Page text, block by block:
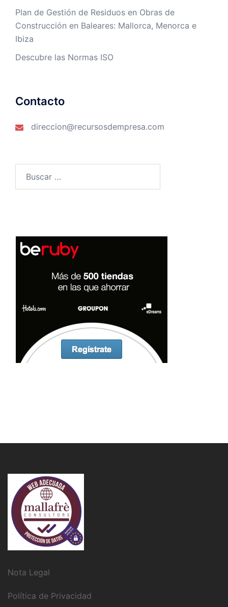
Plan de Gestión de Residuos en Obras de
Construcción en Baleares: Mallorca, Menorca e
Ibiza
Descubre las Normas ISO
Contacto
direccion@recursosdempresa.com
Nota Legal
Política de Privacidad